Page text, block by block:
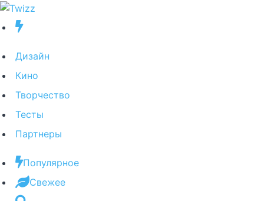
Дизайн
Кино
Творчество
Тесты
Партнеры
Популярное
Свежее